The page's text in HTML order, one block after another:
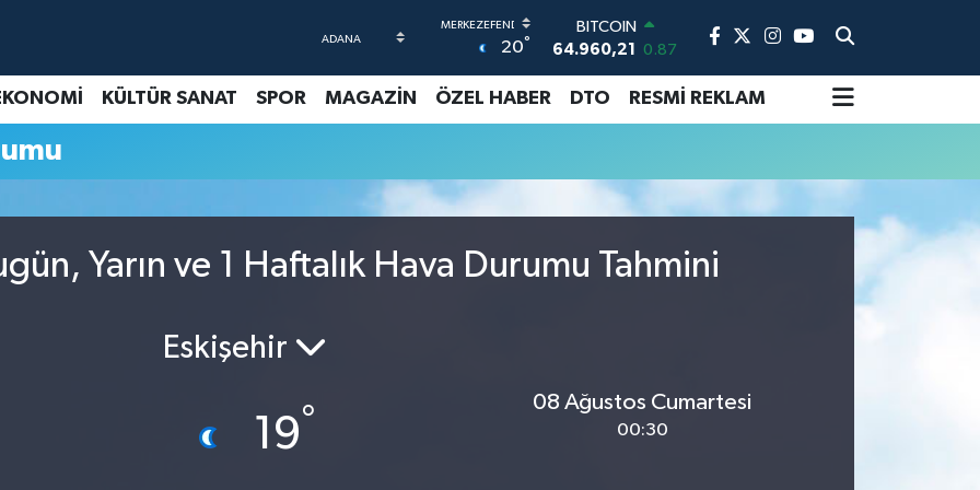
20°
BITCOIN
64.960,21
0.87
DOLAR
47,7436
0.18
64,4811
GRAM ALTIN
BİST100
13.779
-14
KÜLTÜR SANAT SPOR MAGAZİN ÖZEL HABER DTO RESMİ REKLAM
Yarın ve 1 Haftalık Hava Durumu Tahmini
Eskişehir
19°
08 Ağustos Cumartesi
00:30